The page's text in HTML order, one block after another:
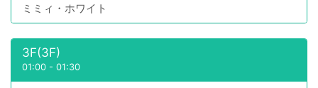
ミミィ・ホワイト
3F(3F)
01:00 - 01:30